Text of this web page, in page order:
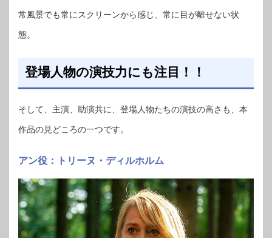
常風景でも常にスクリーンから感じ、常に目が離せない状
態。
登場人物の演技力にも注目！！
そして、主演、助演共に、登場人物たちの演技の高さも、本
作品の見どころの一つです。
アン役：トリーヌ・ディルホルム